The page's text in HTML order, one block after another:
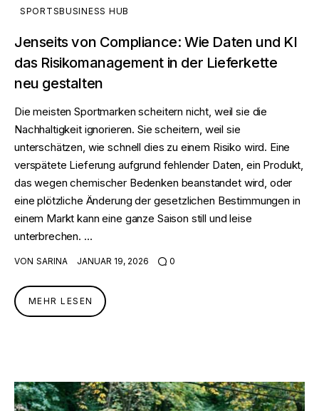
SPORTSBUSINESS HUB
Jenseits von Compliance: Wie Daten und KI
das Risikomanagement in der Lieferkette
neu gestalten
Die meisten Sportmarken scheitern nicht, weil sie die
Nachhaltigkeit ignorieren. Sie scheitern, weil sie
unterschätzen, wie schnell dies zu einem Risiko wird. Eine
verspätete Lieferung aufgrund fehlender Daten, ein Produkt,
das wegen chemischer Bedenken beanstandet wird, oder
eine plötzliche Änderung der gesetzlichen Bestimmungen in
einem Markt kann eine ganze Saison still und leise
unterbrechen. …
VON SARINA JANUAR 19, 2026 0
MEHR LESEN